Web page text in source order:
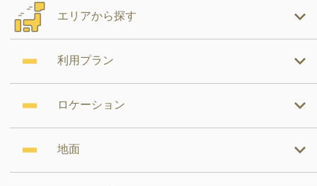
エリアから探す
利用プラン
ロケーション
地面